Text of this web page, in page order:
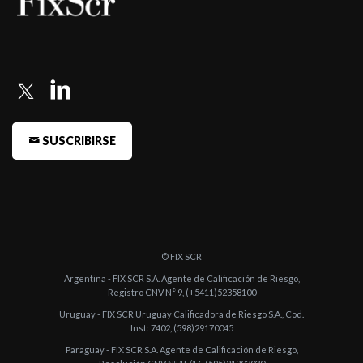
XXII y C ...
-FIX (afiliada de Fitch Ratings) revisó las calificaciones de las
SUSCRIBIRSE
© FIX SCR
Argentina - FIX SCR S.A. Agente de Calificación de Riesgo,
Registro CNV N° 9, (+5411)52358100
Uruguay - FIX SCR Uruguay Calificadora de Riesgo S.A., Cod.
Inst: 7402, (598)29170045
Paraguay - FIX SCR S.A. Agente de Calificación de Riesgo,